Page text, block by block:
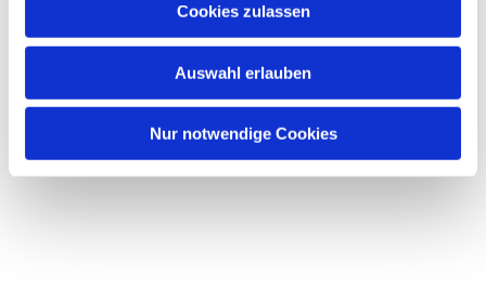
Cookies zulassen
Auswahl erlauben
Nur notwendige Cookies
Dies könnte Sie auch interessieren